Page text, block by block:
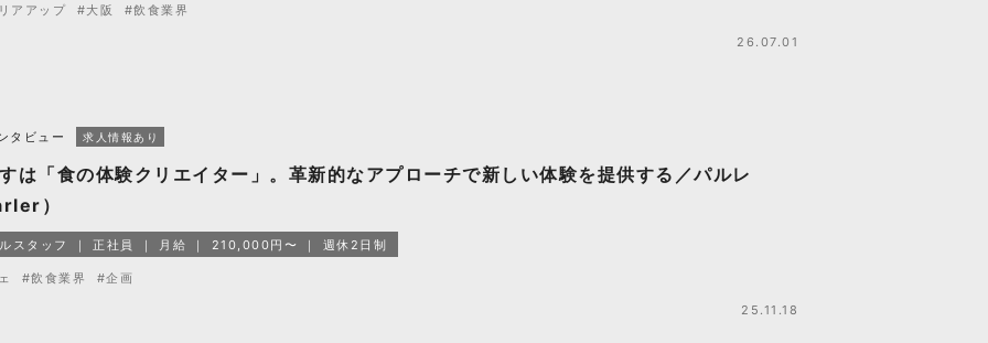
アアップ #大阪 #飲食業界
26.07.01
タビュー 求人情報あり
は「食の体験クリエイター」。革新的なアプローチで新しい体験を提供する／パルレ
）
スタッフ 正社員 月給 210,000円〜 週休2日制
#飲食業界 #企画
25.11.18